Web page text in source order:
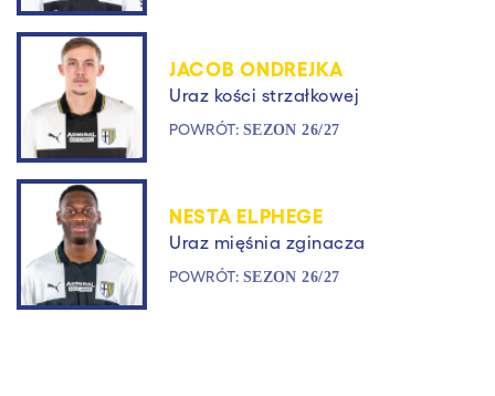
JACOB ONDREJKA
Uraz kości strzałkowej
POWRÓT: SEZON 26/27
NESTA ELPHEGE
Uraz mięśnia zginacza
POWRÓT: SEZON 26/27